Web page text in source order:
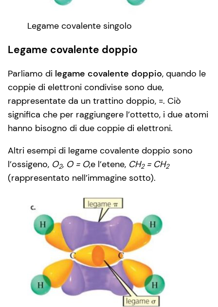
Legame covalente singolo
Legame covalente doppio
Parliamo di legame covalente doppio, quando le
coppie di elettroni condivise sono due,
rappresentate da un trattino doppio, =. Ciò
significa che per raggiungere l’ottetto, i due atomi
hanno bisogno di due coppie di elettroni.
Altri esempi di legame covalente doppio sono
l’ossigeno, O2, O = O,e l’etene, CH2 = CH2
(rappresentato nell’immagine sotto).